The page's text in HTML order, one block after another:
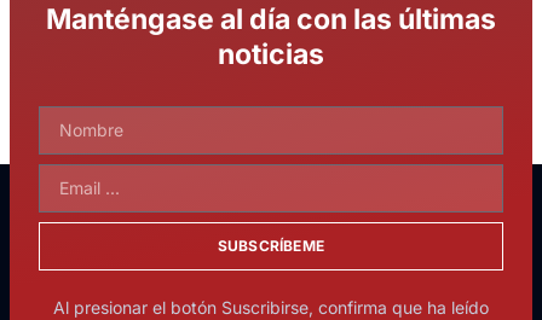
Manténgase al día con las últimas
noticias
SUBSCRÍBEME
Al presionar el botón Suscribirse, confirma que ha leído